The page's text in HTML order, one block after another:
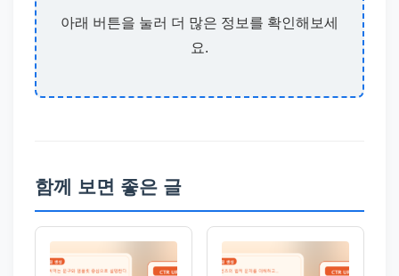
아래 버튼을 눌러 더 많은 정보를 확인해보세
요.
함께 보면 좋은 글